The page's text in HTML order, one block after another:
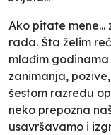
Ako pitate
rada. Šta želim
mlađim
zanimanja,
šestom razredu
neko prepozna
usavršavamo i